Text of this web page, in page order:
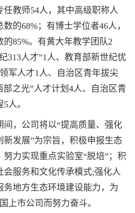
教师54人，其中高级职称人
的68%；有博士学位者46人，
的85%。有黄大年教学团队2
313人才”1人、教育部新世纪优
军人才1人、自治区青年拔尖
部之光”人才计划4人、自治区青
人。
间，公司将以“提高质量、强化
发展”为宗旨，积极申报生态
力实现重点实验室“脱培”；积
会服务和文化传承模式;强化人
务地方生态环境建设能力，为
上市公司而努力奋斗。